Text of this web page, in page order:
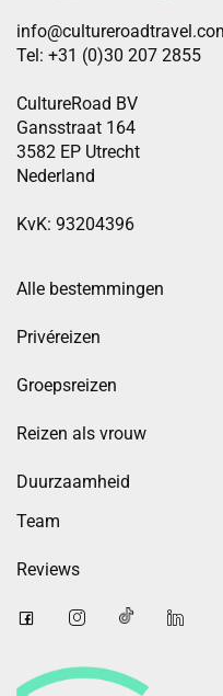
Tel: +31 (0)30 207 2855
CultureRoad BV
Gansstraat 164
3582 EP Utrecht
Nederland
KvK: 93204396
Alle bestemmingen
Privéreizen
Groepsreizen
Reizen als vrouw
Duurzaamheid
Team
Reviews